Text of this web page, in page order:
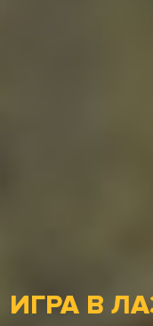
ИГРА В